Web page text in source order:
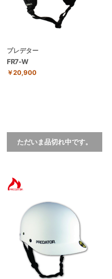
プレデター
FR7-W
￥20,900
ただいま品切れ中です。